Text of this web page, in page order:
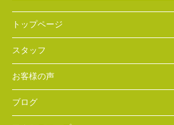
トップページ
スタッフ
お客様の声
ブログ